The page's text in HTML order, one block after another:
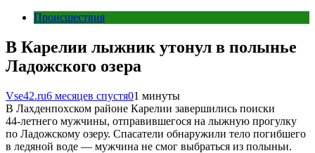
Происшествия
В Карелии лыжник утонул в полынье
Ладожского озера
Vse42.ru6 месяцев спустя01 минуты
В Лахденпохском районе Карелии завершились поиски
44‑летнего мужчины, отправившегося на лыжную прогулку
по Ладожскому озеру. Спасатели обнаружили тело погибшего
в ледяной воде — мужчина не смог выбраться из полыньи.